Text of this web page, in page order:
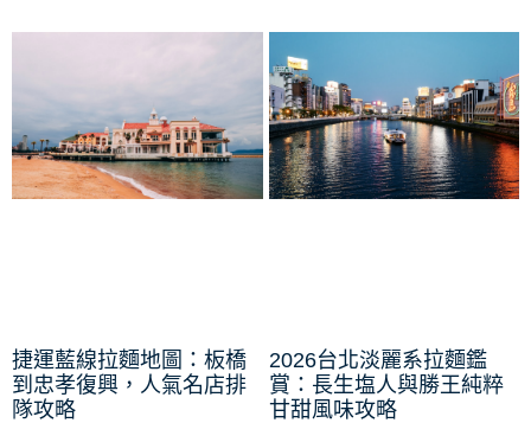
捷運藍線拉麵地圖：板橋
到忠孝復興，人氣名店排
隊攻略
2026台北淡麗系拉麵鑑
賞：長生塩人與勝王純粹
甘甜風味攻略